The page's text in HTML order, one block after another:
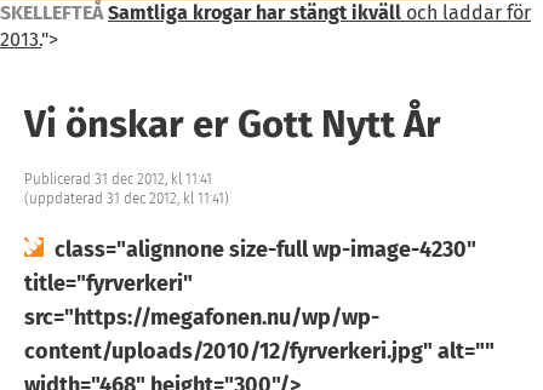
SKELLEFTEÅ Samtliga krogar har stängt ikväll och laddar för
2013.">
Vi önskar er Gott Nytt År
Publicerad 31 dec 2012, kl 11:41
(uppdaterad 31 dec 2012, kl 11:41)
class="alignnone size-full wp-image-4230"
title="fyrverkeri"
src="https://megafonen.nu/wp/wp-
content/uploads/2010/12/fyrverkeri.jpg" alt=""